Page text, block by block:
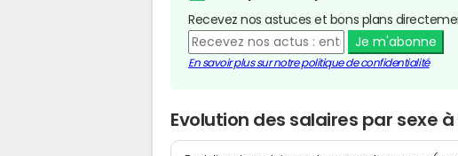
Recevez nos astuces et bons plans
Je m'abonne
En savoir plus sur notre politique de confidentialité
Evolution des salaires par sexe